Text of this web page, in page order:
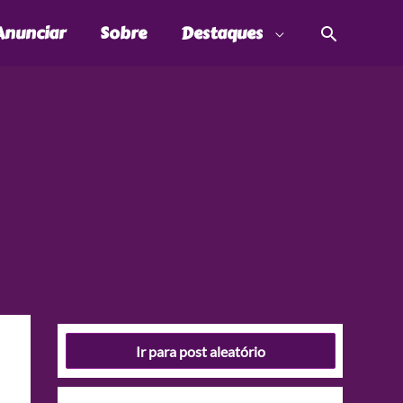
Sobre Destaques
Ir para post aleatório